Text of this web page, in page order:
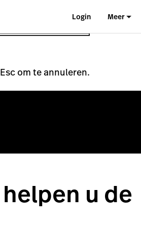
Login Meer
om te annuleren.
u de